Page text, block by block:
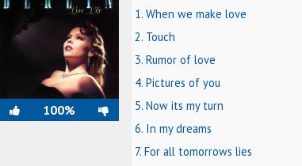
100%
1. When we make love
2. Touch
3. Rumor of love
4. Pictures of you
5. Now its my turn
6. In my dreams
7. For all tomorrows lies